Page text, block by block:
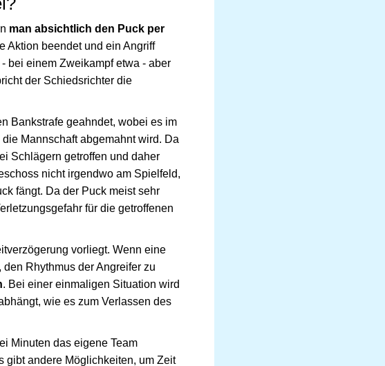
man absichtlich den Puck per
Aktion beendet und ein Angriff
bei einem Zweikampf etwa - aber
der Schiedsrichter die
Bankstrafe geahndet, wobei es im
Mannschaft abgemahnt wird. Da
Schlägern getroffen und daher
nicht irgendwo am Spielfeld,
fängt. Da der Puck meist sehr
für die getroffenen
vorliegt. Wenn eine
Rhythmus der Angreifer zu
. Bei einer einmaligen Situation wird
wie es zum Verlassen des
Minuten das eigene Team
gibt andere Möglichkeiten, um Zeit